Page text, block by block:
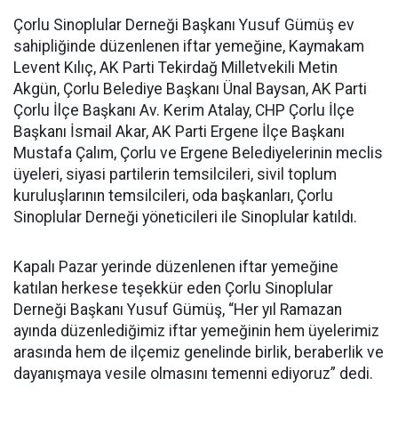
Çorlu Sinoplular Derneği Başkanı Yusuf Gümüş ev
sahipliğinde düzenlenen iftar yemeğine, Kaymakam
Levent Kılıç, AK Parti Tekirdağ Milletvekili Metin
Akgün, Çorlu Belediye Başkanı Ünal Baysan, AK Parti
Çorlu İlçe Başkanı Av. Kerim Atalay, CHP Çorlu İlçe
Başkanı İsmail Akar, AK Parti Ergene İlçe Başkanı
Mustafa Çalım, Çorlu ve Ergene Belediyelerinin meclis
üyeleri, siyasi partilerin temsilcileri, sivil toplum
kuruluşlarının temsilcileri, oda başkanları, Çorlu
Sinoplular Derneği yöneticileri ile Sinoplular katıldı.
Kapalı Pazar yerinde düzenlenen iftar yemeğine
katılan herkese teşekkür eden Çorlu Sinoplular
Derneği Başkanı Yusuf Gümüş, “Her yıl Ramazan
ayında düzenlediğimiz iftar yemeğinin hem üyelerimiz
arasında hem de ilçemiz genelinde birlik, beraberlik ve
dayanışmaya vesile olmasını temenni ediyoruz” dedi.